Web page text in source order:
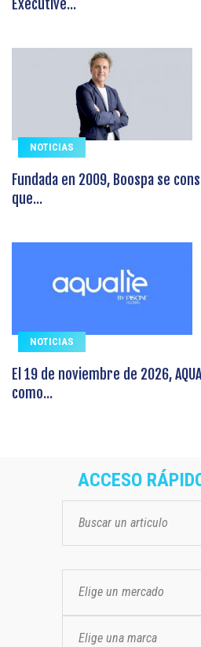
Executive...
NOTICIAS
Fundada en 2009, Boospa se
que...
NOTICIAS
El 19 de noviembre de 2026,
como...
ACCESO
Elige un mercado
Elige una marca